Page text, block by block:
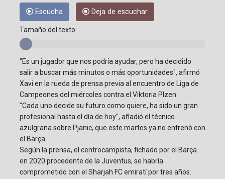
Escucha Deja de escuchar
Tamaño del texto:
"Es un jugador que nos podría ayudar, pero ha decidido
salir a buscar más minutos o más oportunidades", afirmó
Xavi en la rueda de prensa previa al encuentro de Liga de
Campeones del miércoles contra el Viktoria Plzen.
"Cada uno decide su futuro como quiere, ha sido un gran
profesional hasta el día de hoy", añadió el técnico
azulgrana sobre Pjanic, que este martes ya no entrenó con
el Barça.
Según la prensa, el centrocampista, fichado por el Barça
en 2020 procedente de la Juventus, se habría
comprometido con el Sharjah FC emiratí por tres años.